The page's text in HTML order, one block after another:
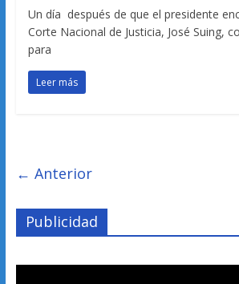
Un día después de que el presidente
Corte Nacional de Justicia, José Suing,
para
Leer más
← Anterior
Publicidad